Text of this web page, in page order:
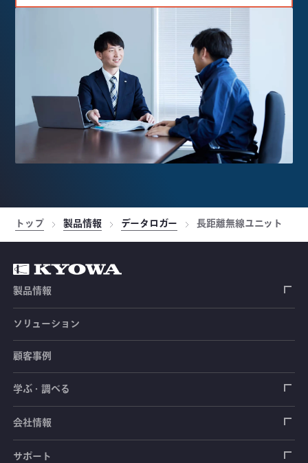
トップ 製品情報 データロガー 長距離無線ユニット
製品情報
ひずみゲージ
センサ（変換器）
ロードセル
加速度センサ
圧力センサ
土木建築用センサ
荷重計
土圧計
自動車用センサ
シートベルト張力計
測定器
ソリューション
顧客事例
学ぶ・調べる
ひずみゲージ
センサ（変換器）
会社情報
拠点情報
サポート